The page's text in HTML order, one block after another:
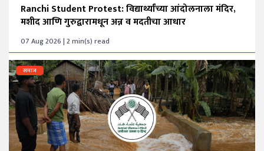
Ranchi Student Protest: विद्यार्थ्यांच्या आंदोलनाला मंदिर,
मशीद आणि गुरुद्वारामधून अन्न व मदतीचा आधार
07 Aug 2026 | 2 min(s) read
समाज